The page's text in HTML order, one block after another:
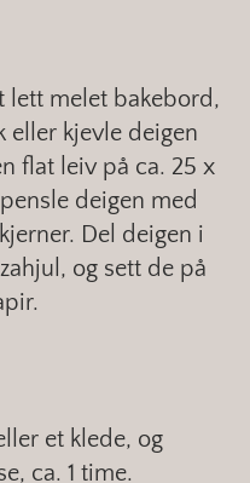
lett melet bakebord,
eller kjevle deigen
flat leiv på ca. 25 x
deigen med
Del deigen i
og sett de på
et klede, og
ca. 1 time.